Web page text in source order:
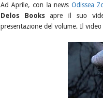
Ad Aprile, con la news Odissea
Delos Booksapre il suo
presentazione del volume. Il